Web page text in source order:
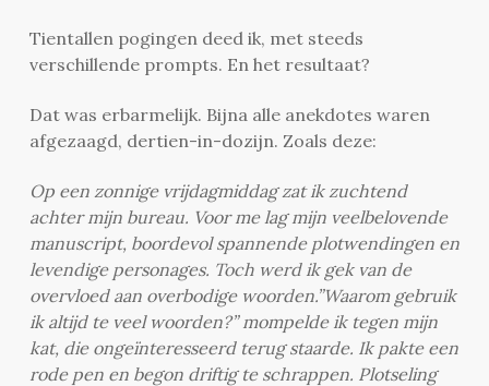
Tientallen pogingen deed ik, met steeds
verschillende prompts. En het resultaat?
Dat was erbarmelijk. Bijna alle anekdotes waren
afgezaagd, dertien-in-dozijn. Zoals deze:
Op een zonnige vrijdagmiddag zat ik zuchtend
achter mijn bureau. Voor me lag mijn veelbelovende
manuscript, boordevol spannende plotwendingen en
levendige personages. Toch werd ik gek van de
overvloed aan overbodige woorden.”Waarom gebruik
ik altijd te veel woorden?” mompelde ik tegen mijn
kat, die ongeïnteresseerd terug staarde. Ik pakte een
rode pen en begon driftig te schrappen. Plotseling